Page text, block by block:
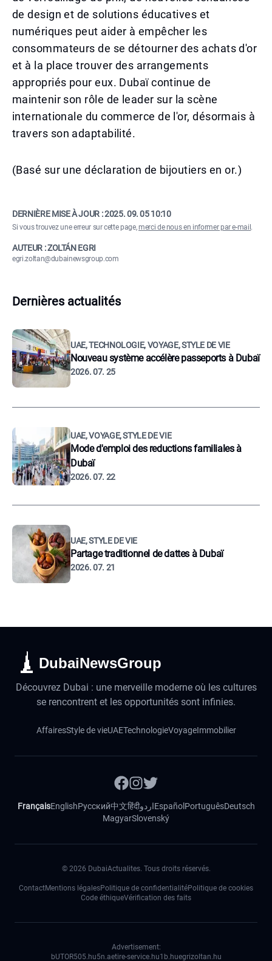
de design et de solutions éducatives et
numériques peut aider à empêcher les
consommateurs de se détourner des achats d'or
et à la place trouver des arrangements
appropriés pour eux. Dubaï continue de
maintenir son rôle de leader sur la scène
internationale du commerce de l'or, désormais à
travers son adaptabilité.
(Basé sur une déclaration de bijoutiers en or.)
DERNIÈRE MISE À JOUR :2025. 09. 05 10:10
Si vous trouvez une erreur sur cette page,merci de nous en informer par e-mail .
AUTEUR : ZOLTÁN EGRI
egri.zoltan@dubainewsgroup.com
Dernières actualités
UAE, TECHNOLOGIE, VOYAGE, STYLE DE VIE
Nouveau système accélère passeports à Dubaï
2026. 07. 25
UAE, VOYAGE, STYLE DE VIE
Mode d'emploi des reductions familiales à
Dubaï
2026. 07. 22
UAE, STYLE DE VIE
Partage traditionnel de dattes à Dubaï
2026. 07. 21
DubaiNewsGroup
Découvrez Dubai : une merveille moderne où les cultures
se rencontrent et les opportunités sont infinies.
AffairesStyle de vieUAETechnologieVoyageImmobilier
FrançaisEnglishРусский中文हिंदीاردوEspañol PortuguêsDeutsch
MagyarSlovenský
© 2026 DubaiActualites. Tous droits réservés.
ContactMentions légalesPolitique de confidentialitéPolitique de cookies
Code éthiqueVérification des faits
Advertisement:
bUTOR505.hu5n.aetire-service.hu1b.huegrizoltan.hu